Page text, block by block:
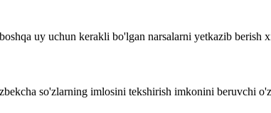
uy uchun kerakli bo'lgan narsalarni yetkazib berish
so'zlarning imlosini tekshirish imkonini beruvchi